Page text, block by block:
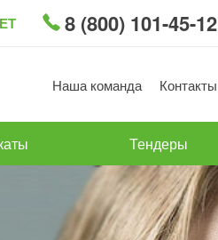
8 (800) 101-45-12
Наша команда Контакты
Тендеры